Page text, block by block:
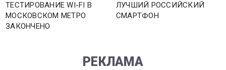
ТЕСТИРОВАНИЕ WI-FI В
МОСКОВСКОМ МЕТРО
ЗАКОНЧЕНО
ЛУЧШИЙ РОССИЙСКИЙ
СМАРТФОН
РЕКЛАМА